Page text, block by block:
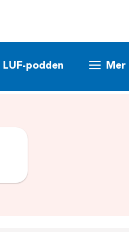
LUF-podden Mer